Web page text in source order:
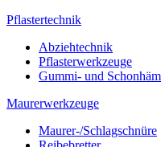
Pflastertechnik
Abziehtechnik
Pflasterwerkzeuge
Gummi- und
Maurerwerkzeuge
Maurer-/Schlagschnüre